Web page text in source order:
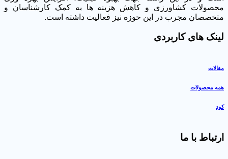
کشاورزی و کاهش هزینه ها به کمک کارشناسان و
مجرب در این حوزه نیز فعالیت داشته است.
های کاربردی
محصولات
با ما